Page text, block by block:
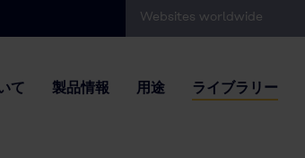
Websites worldwide
て 製品情報 用途 ライブラリー